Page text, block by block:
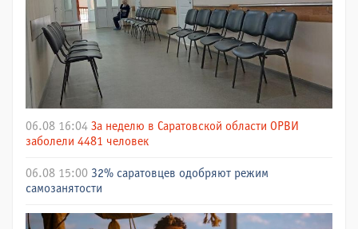
06.08 16:04 За неделю в Саратовской области ОРВИ
заболели 4481 человек
06.08 15:00 32% саратовцев одобряют режим
самозанятости